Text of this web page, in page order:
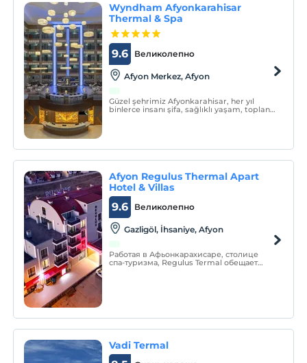
Wyndham Afyonkarahisar
Thermal & Spa
Великолепно
9.6
Afyon Merkez, Afyon
Güzel şehrimiz Afyonkarahisar, her yıl
binlerce insanı şifa, sağlıklı yaşam, toplantı
Afyon Regulus Thermal Apart
Hotel & Villas
Великолепно
9.6
Gazligöl, İhsaniye, Afyon
Работая в Афьонкарахисаре, столице
спа-туризма, Regulus Termal обещает
Vadi Termal